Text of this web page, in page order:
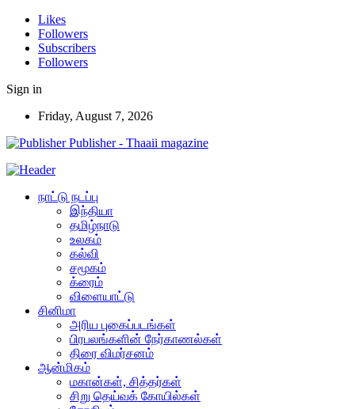
Likes
Followers
Subscribers
Followers
Sign in
Friday, August 7, 2026
Publisher - Thaaii magazine
நாட்டு நடப்பு
இந்தியா
தமிழ்நாடு
உலகம்
கல்வி
சமூகம்
க்ரைம்
விளையாட்டு
சினிமா
அரிய புகைப்படங்கள்
பிரபலங்களின் நேர்காணல்கள்
திரை விமர்சனம்
ஆன்மிகம்
மகான்கள், சித்தர்கள்
சிறு தெய்வக் கோயில்கள்